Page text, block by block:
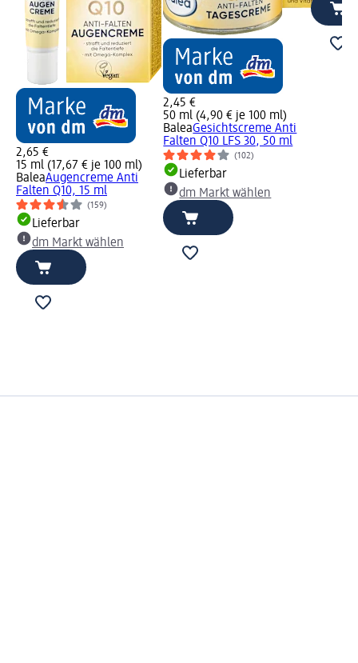
2,65 €
15 ml (17,67 € je 100 ml)
BaleaAugencreme Anti
Falten Q10, 15 ml
(159)
Lieferbar
dm Markt wählen
2,45 €
50 ml (4,90 € je 100 ml)
BaleaGesichtscreme Anti
Falten Q10 LFS 30, 50 ml
(102)
Lieferbar
dm Markt wählen